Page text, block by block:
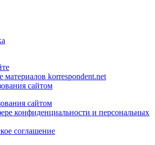
материалов korrespondent.net
сайтом
сайтом
конфиденциальности и персональных
соглашение